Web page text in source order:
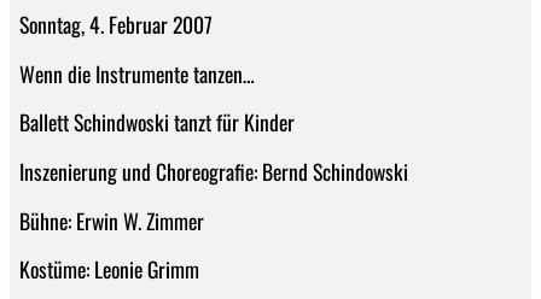
Sonntag, 4. Februar 2007
Wenn die Instrumente tanzen…
Ballett Schindwoski tanzt für Kinder
Inszenierung und Choreografie: Bernd Schindowski
Bühne: Erwin W. Zimmer
Kostüme: Leonie Grimm